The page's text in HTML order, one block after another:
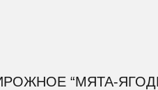
“МЯТА-